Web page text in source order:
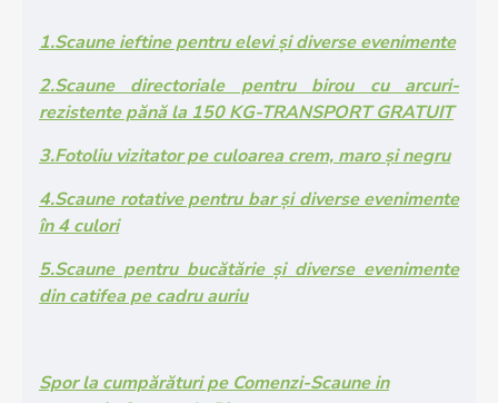
1.Scaune ieftine pentru elevi și diverse evenimente
2.Scaune directoriale pentru birou cu arcuri-
rezistente pănă la 150 KG-TRANSPORT GRATUIT
3.Fotoliu vizitator pe culoarea crem, maro și negru
4.Scaune rotative pentru bar și diverse evenimente
în 4 culori
5.Scaune pentru bucătărie și diverse evenimente
din catifea pe cadru auriu
Spor la cumpărături pe Comenzi-Scaune in